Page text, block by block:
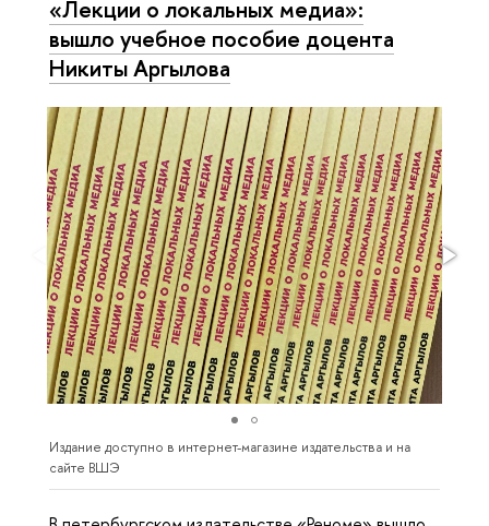
«Лекции о локальных медиа»:
вышло учебное пособие доцента
Никиты Аргылова
Издание доступно в интернет-магазине издательства и на
сайте ВШЭ